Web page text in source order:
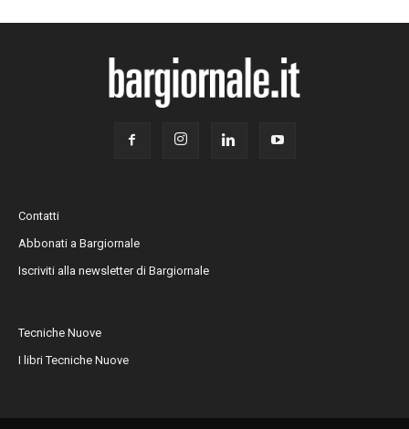
Contatti
Abbonati a Bargiornale
Iscriviti alla newsletter di Bargiornale
Tecniche Nuove
I libri Tecniche Nuove